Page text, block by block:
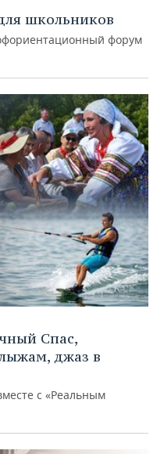
школьников
форум
Спас,
джаз в
с «Реальным